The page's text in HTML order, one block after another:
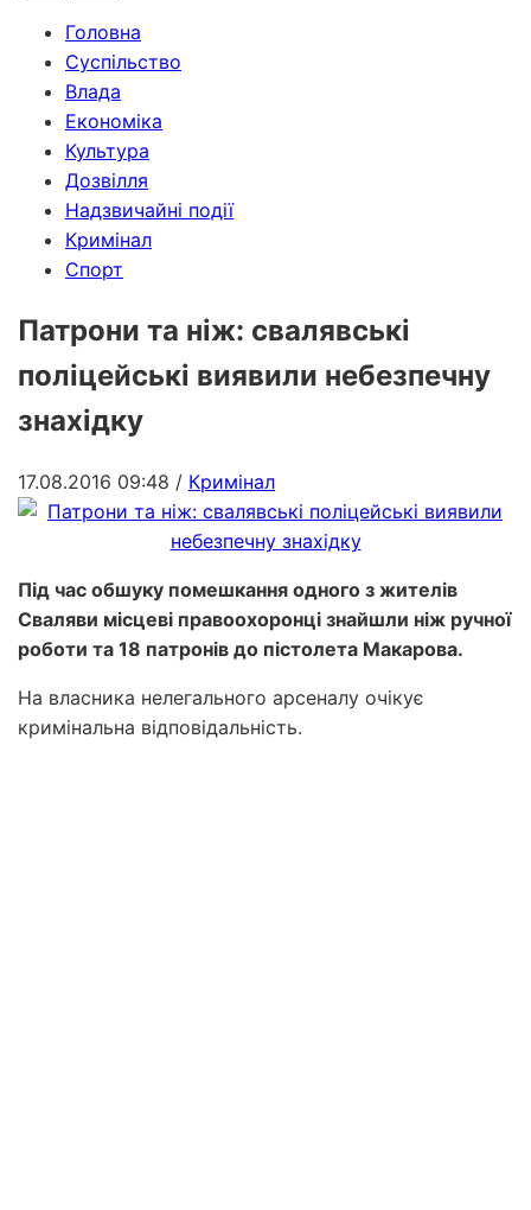
Головна
Суспільство
Влада
Економіка
Культура
Дозвілля
Надзвичайні події
Кримінал
Спорт
Патрони та ніж: свалявські
поліцейські виявили небезпечну
знахідку
17.08.2016 09:48 / Кримінал
Під час обшуку помешкання одного з жителів
Сваляви місцеві правоохоронці знайшли ніж ручної
роботи та 18 патронів до пістолета Макарова.
На власника нелегального арсеналу очікує
кримінальна відповідальність.